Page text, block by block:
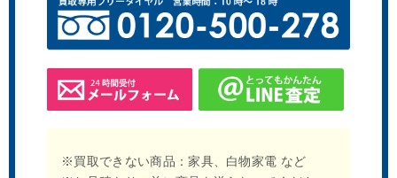
※買取できない商品：家具、白物家電 など